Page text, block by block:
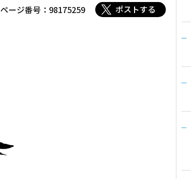
ページ番号：98175259 ポストする